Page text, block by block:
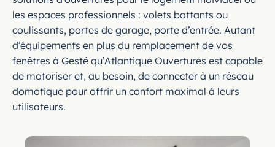
les espaces professionnels : volets battants ou
coulissants, portes de garage, porte d’entrée. Autant
d’équipements en plus du remplacement de vos
fenêtres à Gesté qu’Atlantique Ouvertures est capable
de motoriser et, au besoin, de connecter à un réseau
domotique pour offrir un confort maximal à leurs
utilisateurs.